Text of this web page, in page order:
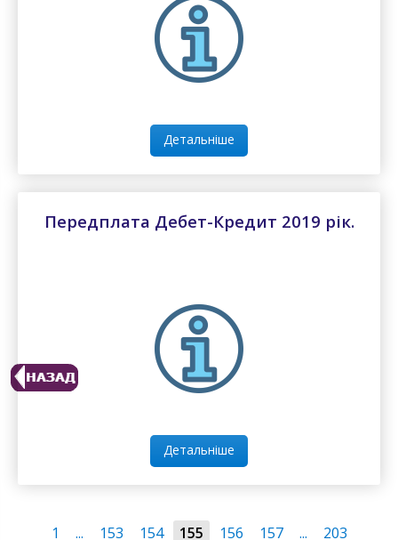
Детальніше
Передплата Дебет-Кредит 2019 рік.
Детальніше
1 ... 153 154 155 156 157 ... 203